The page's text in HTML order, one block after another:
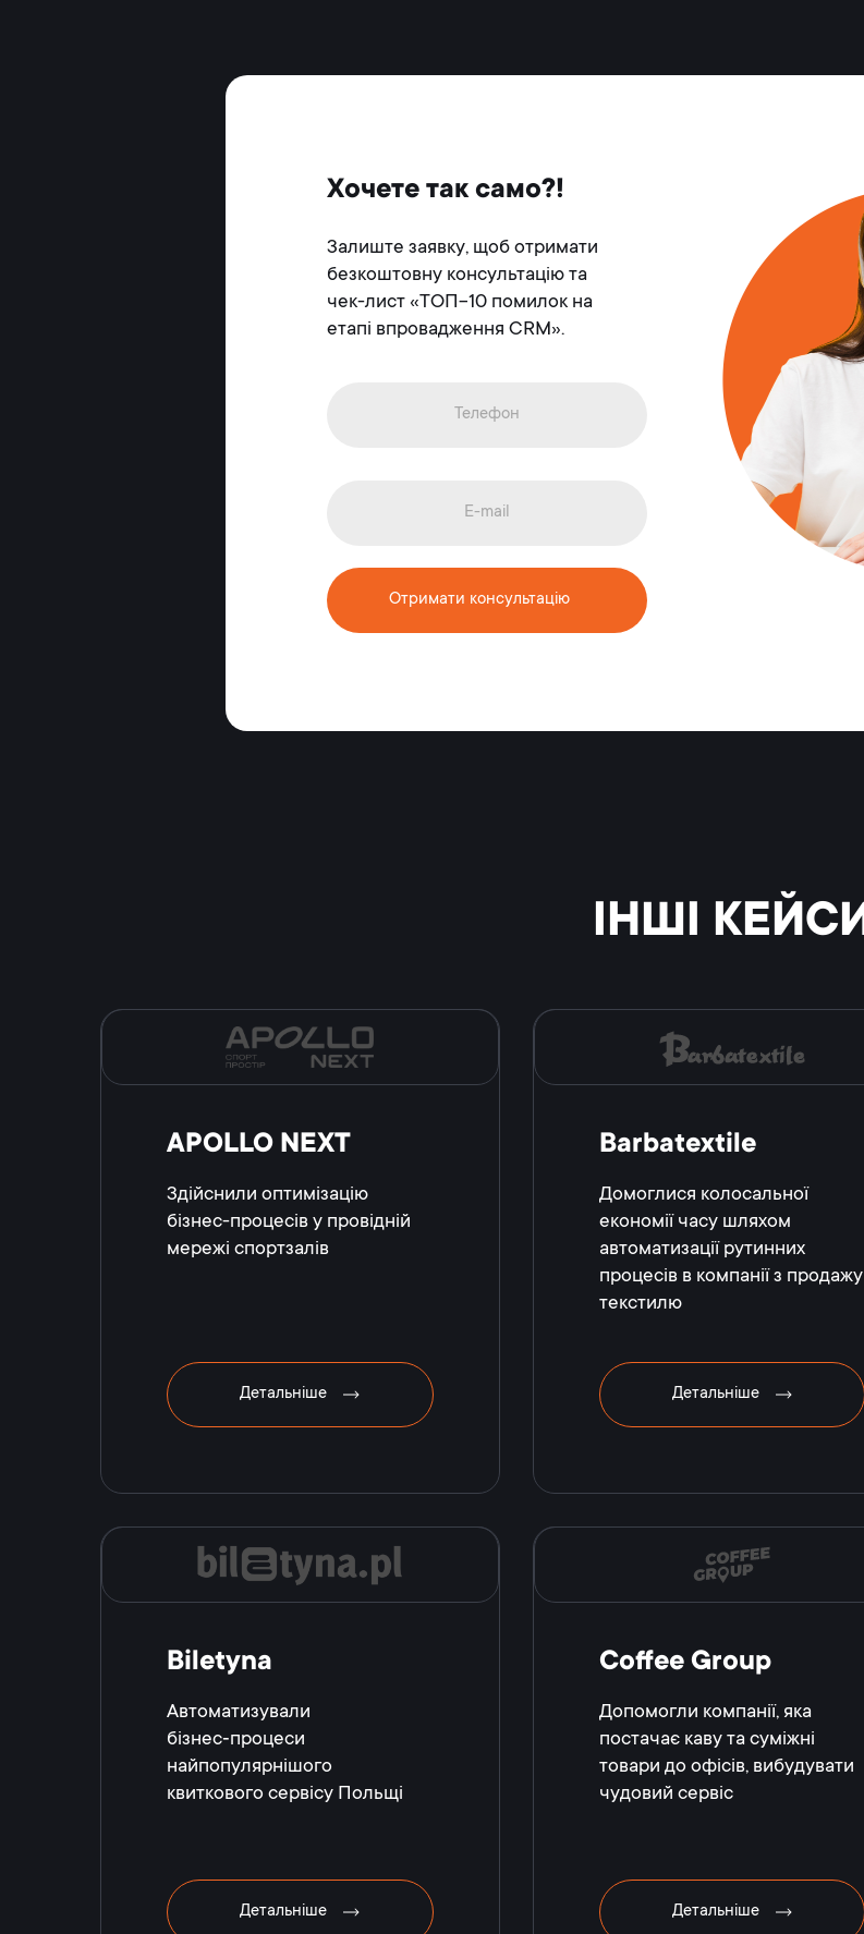
Хочете так само?!
Залиште заявку, щоб отримати
безкоштовну консультацію та
чек-лист «ТОП-10 помилок на
етапі впровадження CRM».
Отримати консультацію
ІНШІ
APOLLO NEXT
Здійснили оптимізацію
бізнес-процесів у провідній
мережі спортзалів
Детальніше
Barbatextile
Домоглися колосальної
економії часу шляхом
автоматизації рутинних
процесів в компанії з продажу
текстилю
Детальніше
Biletyna
Автоматизували
бізнес‑процеси
найпопулярнішого
квиткового сервісу Польщі
Детальніше
Coffee Group
Допомогли компанії, яка
постачає каву та суміжні
товари до офісів, вибудувати
чудовий сервіс
Детальніше